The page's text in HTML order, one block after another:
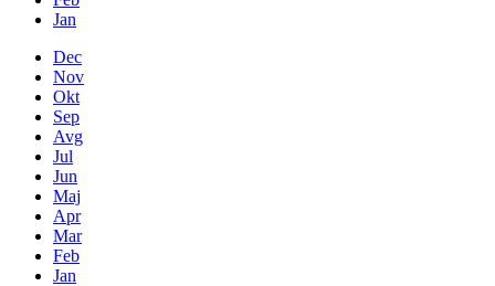
Jan
Dec
Nov
Okt
Sep
Avg
Jul
Jun
Maj
Apr
Mar
Feb
Jan